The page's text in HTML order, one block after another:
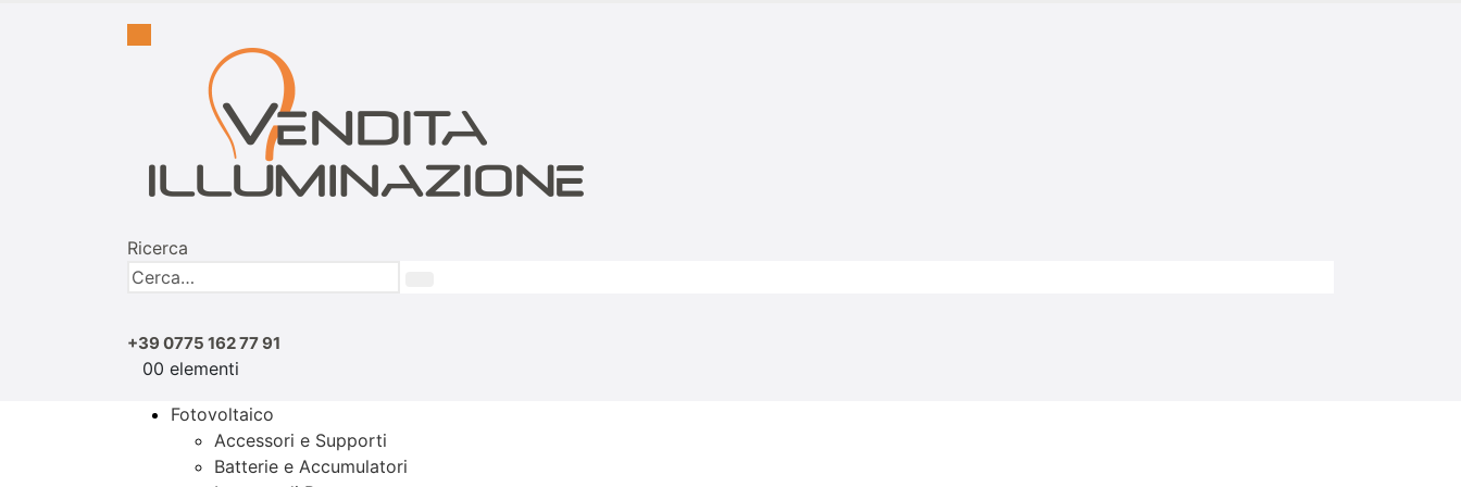
Ricerca
+39 0775 162 77 91
00 elementi
Fotovoltaico
Accessori e Supporti
Batterie e Accumulatori